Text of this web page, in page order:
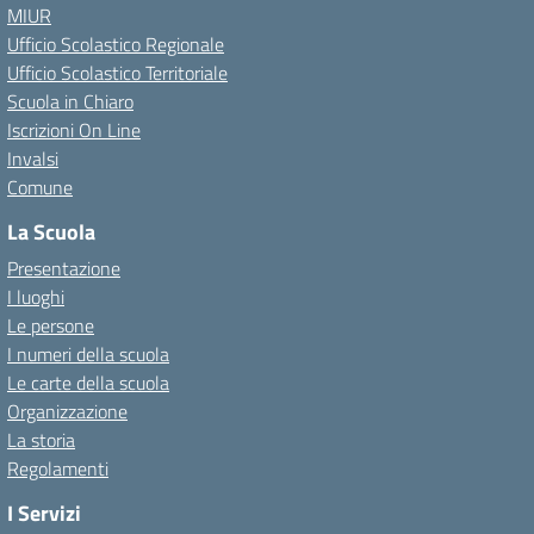
MIUR
Ufficio Scolastico Regionale
Ufficio Scolastico Territoriale
Scuola in Chiaro
Iscrizioni On Line
Invalsi
Comune
La Scuola
Presentazione
I luoghi
Le persone
I numeri della scuola
Le carte della scuola
Organizzazione
La storia
Regolamenti
I Servizi